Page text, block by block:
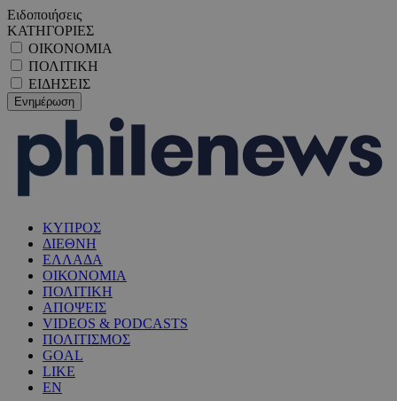
Ειδοποιήσεις
ΚΑΤΗΓΟΡΙΕΣ
ΟΙΚΟΝΟΜΙΑ
ΠΟΛΙΤΙΚΗ
ΕΙΔΗΣΕΙΣ
ΚΥΠΡΟΣ
ΔΙΕΘΝΗ
ΕΛΛΑΔΑ
ΟΙΚΟΝΟΜΙΑ
ΠΟΛΙΤΙΚΗ
ΑΠΟΨΕΙΣ
VIDEOS & PODCASTS
ΠΟΛΙΤΙΣΜΟΣ
GOAL
LIKE
EN